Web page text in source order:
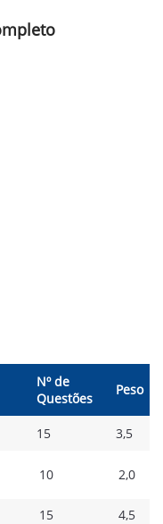
Nº de
Questões
Peso
15
3,5
10 2,0
15
4,5